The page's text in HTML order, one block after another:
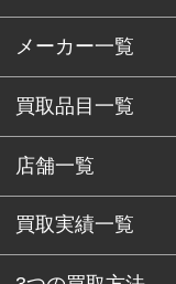
メーカー一覧
買取品目一覧
店舗一覧
買取実績一覧